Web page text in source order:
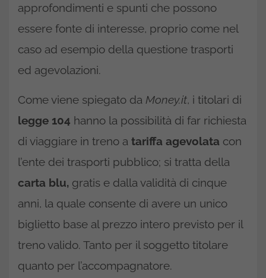
approfondimenti e spunti che possono
essere fonte di interesse, proprio come nel
caso ad esempio della questione trasporti
ed agevolazioni.
Come viene spiegato da Money.it, i titolari di
legge 104 hanno la possibilità di far richiesta
di viaggiare in treno a tariffa agevolata con
l’ente dei trasporti pubblico; si tratta della
carta blu, gratis e dalla validità di cinque
anni, la quale consente di avere un unico
biglietto base al prezzo intero previsto per il
treno valido. Tanto per il soggetto titolare
quanto per l’accompagnatore.